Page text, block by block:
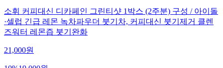
소휘 커피대신 디카페인 그린티샷 1박스 (2주분) 구성 / 아이돌
·셀럽 긴급 레몬 녹차파우더 붓기차, 커피대신 붓기제거 클렌
즈워터 레몬즙 붓기완화
21,000원